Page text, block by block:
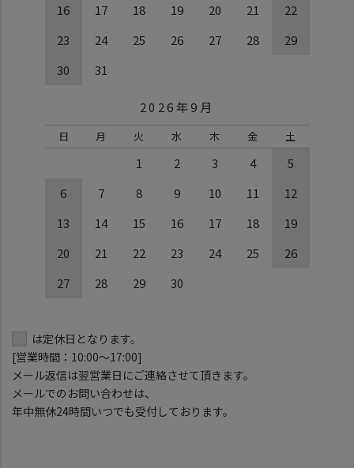
16
17 18 19 20 21
22
23
24 25 26 27 28
29
30
31
2026年9月
日 月 火 水 木 金 土
1 2 3 4
5
6
7 8 9 10 11
12
13
14 15 16 17 18
19
20
21 22 23 24 25
26
27
28 29 30
は定休日となります。
[営業時間：10:00～17:00]
メール返信は翌営業日にご連絡させて頂きます。
メールでのお問い合わせは、
年中無休24時間いつでも受付しております。